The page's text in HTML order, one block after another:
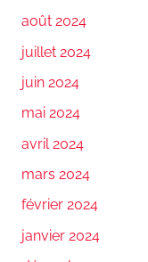
août 2024
juillet 2024
juin 2024
mai 2024
avril 2024
mars 2024
février 2024
janvier 2024